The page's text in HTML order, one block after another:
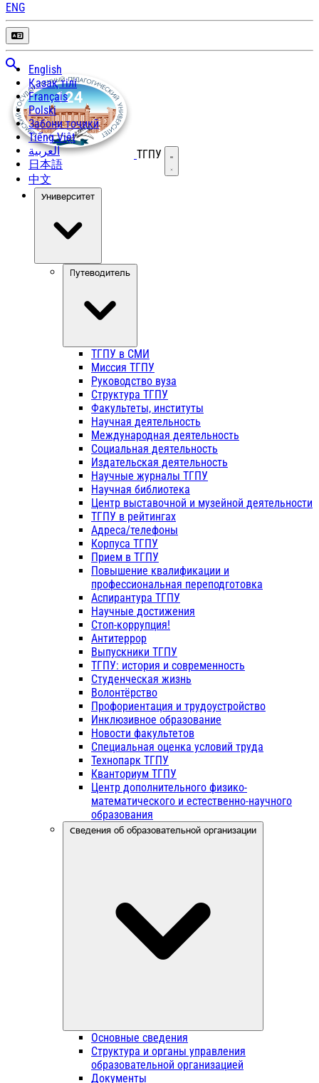
ENG
English
Қазақ тілі
Français
Polski
Забони тоҷикӣ
Tiếng Việt
العربية
日本語
中文
ТГПУ Открыть меню
Университет
Путеводитель
ТГПУ в СМИ
Миссия ТГПУ
Руководство вуза
Структура ТГПУ
Факультеты, институты
Научная деятельность
Международная деятельность
Социальная деятельность
Издательская деятельность
Научные журналы ТГПУ
Научная библиотека
Центр выставочной и музейной деятельности
ТГПУ в рейтингах
Адреса/телефоны
Корпуса ТГПУ
Прием в ТГПУ
Повышение квалификации и
профессиональная переподготовка
Аспирантура ТГПУ
Научные достижения
Стоп-коррупция!
Антитеррор
Выпускники ТГПУ
ТГПУ: история и современность
Студенческая жизнь
Волонтёрство
Профориентация и трудоустройство
Инклюзивное образование
Новости факультетов
Специальная оценка условий труда
Технопарк ТГПУ
Кванториум ТГПУ
Центр дополнительного физико-
математического и естественно-научного
образования
Сведения об образовательной организации
Основные сведения
Структура и органы управления
образовательной организацией
Документы